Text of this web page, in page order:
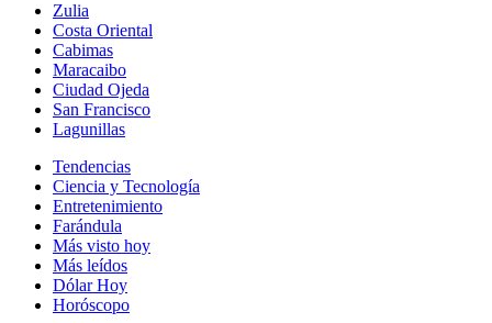
Zulia
Costa Oriental
Cabimas
Maracaibo
Ciudad Ojeda
San Francisco
Lagunillas
Tendencias
Ciencia y Tecnología
Entretenimiento
Farándula
Más visto hoy
Más leídos
Dólar Hoy
Horóscopo